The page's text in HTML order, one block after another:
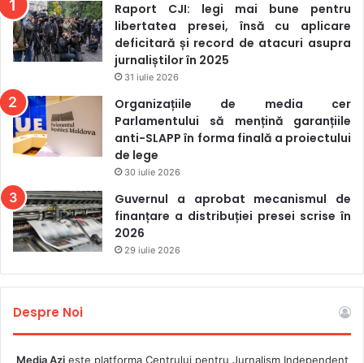
Raport CJI: legi mai bune pentru
libertatea presei, însă cu aplicare
deficitară și record de atacuri asupra
jurnaliștilor în 2025
31 iulie 2026
Organizațiile de media cer
Parlamentului să mențină garanțiile
anti-SLAPP în forma finală a proiectului
de lege
30 iulie 2026
Guvernul a aprobat mecanismul de
finanțare a distribuției presei scrise în
2026
29 iulie 2026
Despre Noi
Media Azieste platforma Centrului pentru Jurnalism Independent